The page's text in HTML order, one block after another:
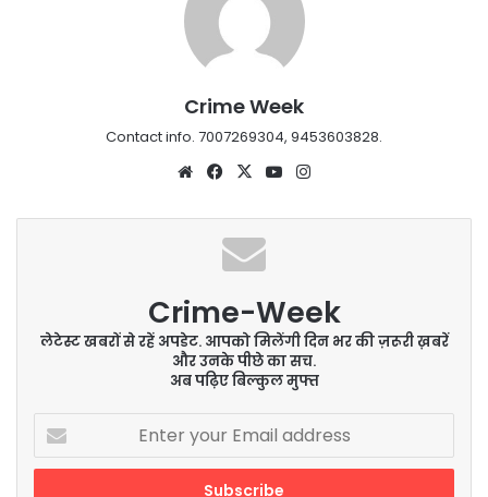
Crime Week
Contact info. 7007269304, 9453603828.
WebsiteFacebook
X YouTube
Crime-Week
लेटेस्ट खबरों से रहें अपडेट. आपको मिलेंगी दिन भर की ज़रूरी ख़बरें
और उनके पीछे का सच.
अब पढ़िए बिल्कुल मुफ्त
Enter
your
Email